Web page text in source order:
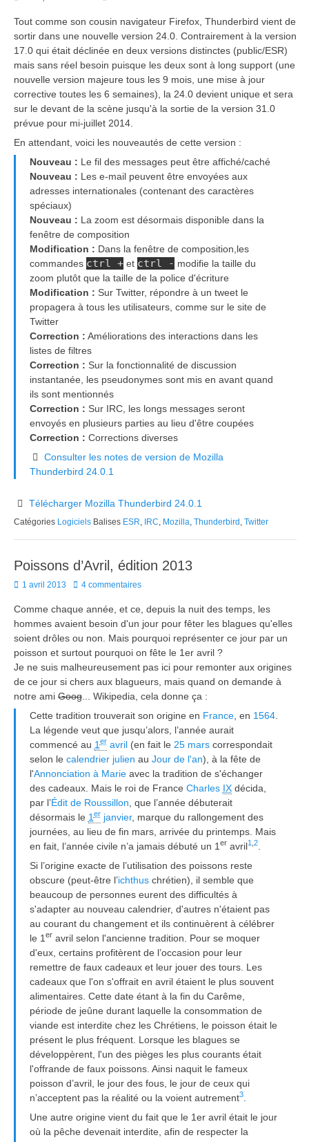
Tout comme son cousin navigateur Firefox, Thunderbird vient de
sortir dans une nouvelle version 24.0. Contrairement à la version
17.0 qui était déclinée en deux versions distinctes (public/ESR)
mais sans réel besoin puisque les deux sont à long support (une
nouvelle version majeure tous les 9 mois, une mise à jour
corrective toutes les 6 semaines), la 24.0 devient unique et sera
sur le devant de la scène jusqu'à la sortie de la version 31.0
prévue pour mi-juillet 2014.
En attendant, voici les nouveautés de cette version :
Nouveau : Le fil des messages peut être affiché/caché
Nouveau : Les e-mail peuvent être envoyées aux
adresses internationales (contenant des caractères
spéciaux)
Nouveau : La zoom est désormais disponible dans la
fenêtre de composition
Modification : Dans la fenêtre de composition,les
commandes ctrl +et ctrl - modifie la taille du
zoom plutôt que la taille de la police d'écriture
Modification : Sur Twitter, répondre à un tweet le
propagera à tous les utilisateurs, comme sur le site de
Twitter
Correction : Améliorations des interactions dans les
listes de filtres
Correction : Sur la fonctionnalité de discussion
instantanée, les pseudonymes sont mis en avant quand
ils sont mentionnés
Correction : Sur IRC, les longs messages seront
envoyés en plusieurs parties au lieu d'être coupées
Correction : Corrections diverses
Consulter les notes de version de Mozilla
Thunderbird 24.0.1
Télécharger Mozilla Thunderbird 24.0.1
Catégories Logiciels Balises ESR IRC Mozilla Thunderbird Twitter
Poissons d’Avril, édition 2013
Posted
1 avril 2013 4 commentaires
Comme chaque année, et ce, depuis la nuit des temps, les
hommes avaient besoin d'un jour pour fêter les blagues qu'elles
soient drôles ou non. Mais pourquoi représenter ce jour par un
poisson et surtout pourquoi on fête le 1er avril ?
Je ne suis malheureusement pas ici pour remonter aux origines
de ce jour si chers aux blagueurs, mais quand on demande à
notre ami Goog ... Wikipedia, cela donne ça :
Cette tradition trouverait son origine en France, en 1564.
La légende veut que jusqu’alors, l’année aurait
commencé au 1eravril(en fait le 25 marscorrespondait
selon le calendrier julien au Jour de l'an), à la fête de
l'Annonciation à Marieavec la tradition de s'échanger
des cadeaux. Mais le roi de France Charles IXdécida,
par l’Édit de Roussillon , que l’année débuterait
désormais le 1erjanvier, marque du rallongement des
journées, au lieu de fin mars, arrivée du printemps. Mais
en fait, l’année civile n’a jamais débuté un 1 eravril1 2.
Si l’origine exacte de l’utilisation des poissons reste
obscure (peut-être l’ichthuschrétien), il semble que
beaucoup de personnes eurent des difficultés à
s'adapter au nouveau calendrier, d'autres n'étaient pas
au courant du changement et ils continuèrent à célébrer
le 1 eravril selon l'ancienne tradition. Pour se moquer
d'eux, certains profitèrent de l’occasion pour leur
remettre de faux cadeaux et leur jouer des tours. Les
cadeaux que l'on s'offrait en avril étaient le plus souvent
alimentaires. Cette date étant à la fin du Carême,
période de jeûne durant laquelle la consommation de
viande est interdite chez les Chrétiens, le poisson était le
présent le plus fréquent. Lorsque les blagues se
développèrent, l'un des pièges les plus courants était
l'offrande de faux poissons. Ainsi naquit le fameux
poisson d’avril, le jour des fous, le jour de ceux qui
n’acceptent pas la réalité ou la voient autrement3.
Une autre origine vient du fait que le 1er avril était le jour
où la pêche devenait interdite, afin de respecter la